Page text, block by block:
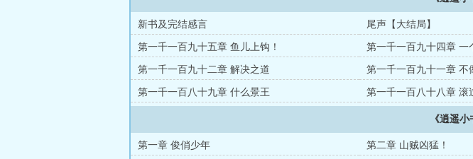
新书及完结感言 尾声【大结局】
第一千一百九十五章 鱼儿上钩！ 第一千一百九十四章 一
第一千一百九十二章 解决之道 第一千一百九十一章 不
第一千一百八十九章 什么景王 第一千一百八十八章 滚
《逍遥
第一章 俊俏少年 第二章 山贼凶猛！